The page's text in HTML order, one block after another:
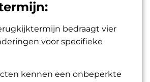
bedraagt vier
voor specifieke
kennen een onbeperkte